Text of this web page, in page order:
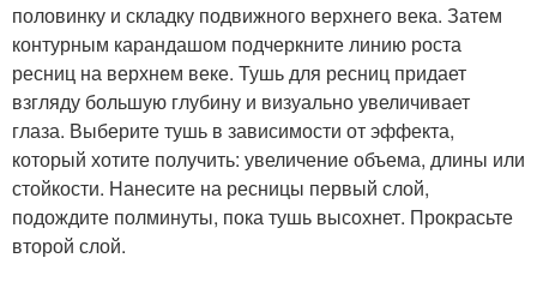
половинку и складку подвижного верхнего века. Затем
контурным карандашом подчеркните линию роста
ресниц на верхнем веке. Тушь для ресниц придает
взгляду большую глубину и визуально увеличивает
глаза. Выберите тушь в зависимости от эффекта,
который хотите получить: увеличение объема, длины или
стойкости. Нанесите на ресницы первый слой,
подождите полминуты, пока тушь высохнет. Прокрасьте
второй слой.